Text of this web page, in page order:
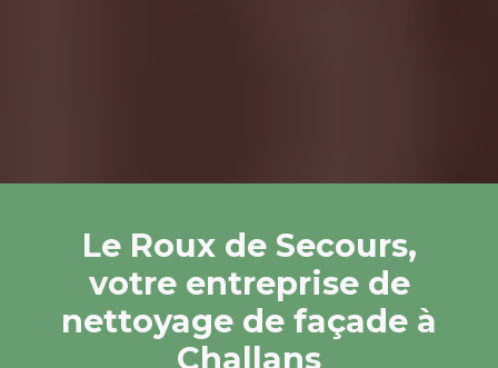
Le Roux de Secours,
votre entreprise de
nettoyage de façade à
Challans